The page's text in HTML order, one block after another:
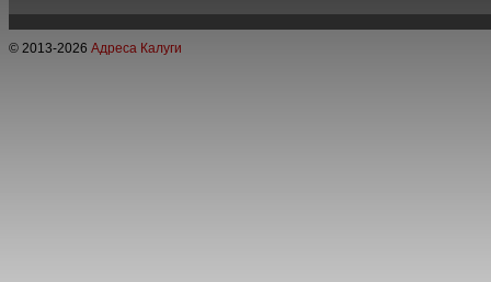
© 2013-2026 Адреса Калуги